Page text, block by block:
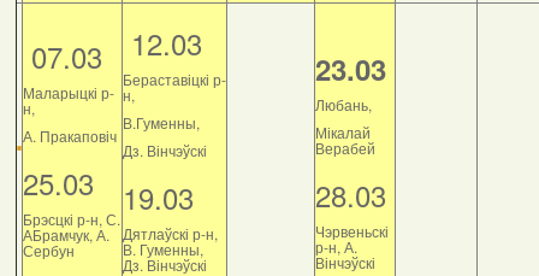
07.03
Маларыцкі р-
н,
А. Пракаповіч
25.03
Брэсцкі р-н, С.
АБрамчук, А.
Сербун
12.03
Бераставіцкі р-
н,
В.Гуменны,
Дз. Вінчэўскі
19.03
Дятлаўскі р-н,
В. Гуменны,
Дз. Вінчэўскі
23.03
Любань,
Мікалай
Верабей
28.03
Чэрвеньскі
р-н, А.
Вінчэўскі